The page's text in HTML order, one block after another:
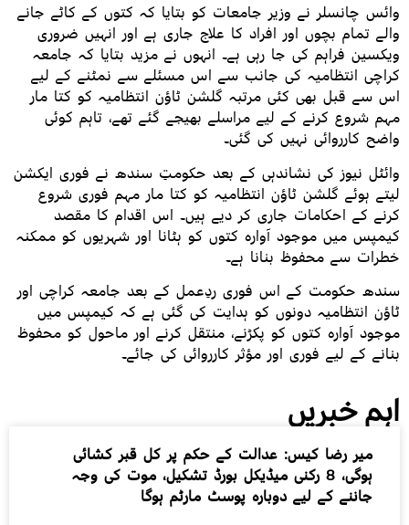
وائس چانسلر نے وزیر جامعات کو بتایا کہ کتوں کے کاٹے جانے
والے تمام بچوں اور افراد کا علاج جاری ہے اور انہیں ضروری
ویکسین فراہم کی جا رہی ہے۔ انہوں نے مزید بتایا کہ جامعہ
کراچی انتظامیہ کی جانب سے اس مسئلے سے نمٹنے کے لیے
اس سے قبل بھی کئی مرتبہ گلشن ٹاؤن انتظامیہ کو کتا مار
مہم شروع کرنے کے لیے مراسلے بھیجے گئے تھے، تاہم کوئی
واضح کارروائی نہیں کی گئی۔
وائٹل نیوز کی نشاندہی کے بعد حکومتِ سندھ نے فوری ایکشن
لیتے ہوئے گلشن ٹاؤن انتظامیہ کو کتا مار مہم فوری شروع
کرنے کے احکامات جاری کر دیے ہیں۔ اس اقدام کا مقصد
کیمپس میں موجود آوارہ کتوں کو ہٹانا اور شہریوں کو ممکنہ
خطرات سے محفوظ بنانا ہے۔
سندھ حکومت کے اس فوری ردِعمل کے بعد جامعہ کراچی اور
ٹاؤن انتظامیہ دونوں کو ہدایت کی گئی ہے کہ کیمپس میں
موجود آوارہ کتوں کو پکڑنے، منتقل کرنے اور ماحول کو محفوظ
بنانے کے لیے فوری اور مؤثر کارروائی کی جائے۔
اہم خبریں
میر رضا کیس: عدالت کے حکم پر کل قبر کشائی
ہوگی، 8 رکنی میڈیکل بورڈ تشکیل، موت کی وجہ
جاننے کے لیے دوبارہ پوسٹ مارٹم ہوگا